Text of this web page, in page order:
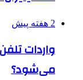
2 هفته پیش
واردات
می‌شود؟